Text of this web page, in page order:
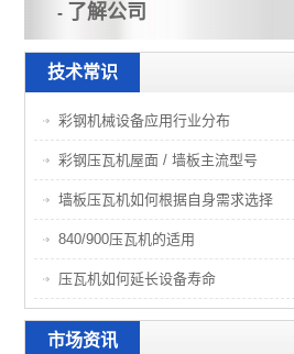
- 了解公司
技术常识
彩钢机械设备应用行业分布
彩钢压瓦机屋面 / 墙板主流型号
墙板压瓦机如何根据自身需求选择
840/900压瓦机的适用
压瓦机如何延长设备寿命
市场资讯